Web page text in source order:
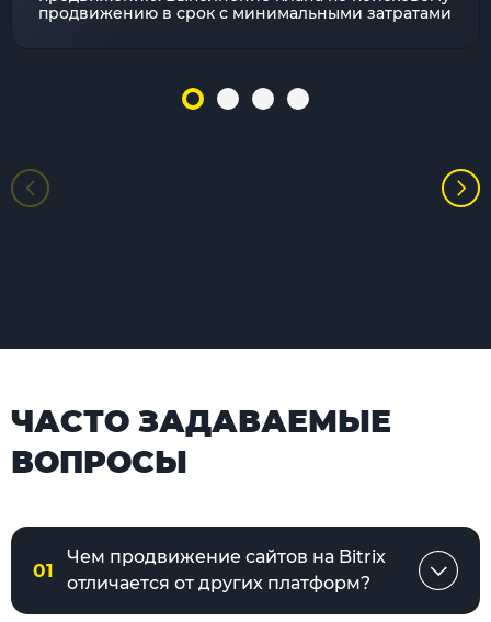
продвижению в срок с минимальными затратами
ЧАСТО ЗАДАВАЕМЫЕ
ВОПРОСЫ
01
Чем продвижение сайтов на Bitrix
отличается от других платформ?